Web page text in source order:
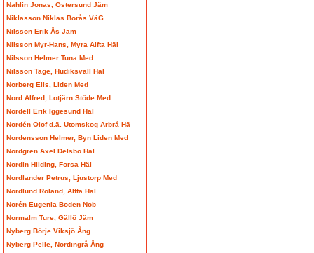
Nahlin Jonas, Östersund Jäm
Niklasson Niklas Borås VäG
Nilsson Erik Ås Jäm
Nilsson Myr-Hans, Myra Alfta Häl
Nilsson Helmer Tuna Med
Nilsson Tage, Hudiksvall Häl
Norberg Elis, Liden Med
Nord Alfred, Lotjärn Stöde Med
Nordell Erik Iggesund Häl
Nordén Olof d.ä. Utomskog Arbrå Hä
Nordensson Helmer, Byn Liden Med
Nordgren Axel Delsbo Häl
Nordin Hilding, Forsa Häl
Nordlander Petrus, Ljustorp Med
Nordlund Roland, Alfta Häl
Norén Eugenia Boden Nob
Normalm Ture, Gällö Jäm
Nyberg Börje Viksjö Ång
Nyberg Pelle, Nordingrå Ång